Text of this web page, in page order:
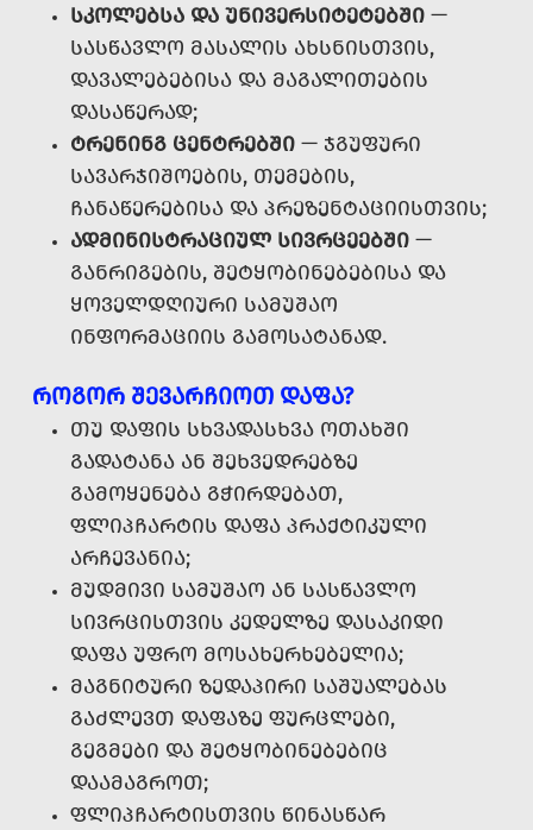
ᲡᲙᲝᲚᲔᲑᲡᲐ ᲓᲐ ᲣᲜᲘᲕᲔᲠᲡᲘᲢᲔᲢᲔᲑᲨᲘ —
ᲡᲐᲡᲬᲐᲕᲚᲝ ᲛᲐᲡᲐᲚᲘᲡ ᲐᲮᲡᲜᲘᲡᲗᲕᲘᲡ,
ᲓᲐᲕᲐᲚᲔᲑᲔᲑᲘᲡᲐ ᲓᲐ ᲛᲐᲒᲐᲚᲘᲗᲔᲑᲘᲡ
ᲓᲐᲡᲐᲬᲔᲠᲐᲓ;
ᲢᲠᲔᲜᲘᲜᲒ ᲪᲔᲜᲢᲠᲔᲑᲨᲘ — ᲯᲒᲣᲤᲣᲠᲘ
ᲡᲐᲕᲐᲠᲯᲘᲨᲝᲔᲑᲘᲡ, ᲗᲔᲛᲔᲑᲘᲡ,
ᲩᲐᲜᲐᲬᲔᲠᲔᲑᲘᲡᲐ ᲓᲐ ᲞᲠᲔᲖᲔᲜᲢᲐᲪᲘᲘᲡᲗᲕᲘᲡ;
ᲐᲓᲛᲘᲜᲘᲡᲢᲠᲐᲪᲘᲣᲚ ᲡᲘᲕᲠᲪᲔᲔᲑᲨᲘ —
ᲒᲐᲜᲠᲘᲒᲔᲑᲘᲡ, ᲨᲔᲢᲧᲝᲑᲘᲜᲔᲑᲔᲑᲘᲡᲐ ᲓᲐ
ᲧᲝᲕᲔᲚᲓᲦᲘᲣᲠᲘ ᲡᲐᲛᲣᲨᲐᲝ
ᲘᲜᲤᲝᲠᲛᲐᲪᲘᲘᲡ ᲒᲐᲛᲝᲡᲐᲢᲐᲜᲐᲓ.
ᲠᲝᲒᲝᲠ ᲨᲔᲕᲐᲠᲩᲘᲝᲗ ᲓᲐᲤᲐ?
ᲗᲣ ᲓᲐᲤᲘᲡ ᲡᲮᲕᲐᲓᲐᲡᲮᲕᲐ ᲝᲗᲐᲮᲨᲘ
ᲒᲐᲓᲐᲢᲐᲜᲐ ᲐᲜ ᲨᲔᲮᲕᲔᲓᲠᲔᲑᲖᲔ
ᲒᲐᲛᲝᲧᲔᲜᲔᲑᲐ ᲒᲭᲘᲠᲓᲔᲑᲐᲗ,
ᲤᲚᲘᲞᲩᲐᲠᲢᲘᲡ ᲓᲐᲤᲐ ᲞᲠᲐᲥᲢᲘᲙᲣᲚᲘ
ᲐᲠᲩᲔᲕᲐᲜᲘᲐ;
ᲛᲣᲓᲛᲘᲕᲘ ᲡᲐᲛᲣᲨᲐᲝ ᲐᲜ ᲡᲐᲡᲬᲐᲕᲚᲝ
ᲡᲘᲕᲠᲪᲘᲡᲗᲕᲘᲡ ᲙᲔᲓᲔᲚᲖᲔ ᲓᲐᲡᲐᲙᲘᲓᲘ
ᲓᲐᲤᲐ ᲣᲤᲠᲝ ᲛᲝᲡᲐᲮᲔᲠᲮᲔᲑᲔᲚᲘᲐ;
ᲛᲐᲒᲜᲘᲢᲣᲠᲘ ᲖᲔᲓᲐᲞᲘᲠᲘ ᲡᲐᲨᲣᲐᲚᲔᲑᲐᲡ
ᲒᲐᲫᲚᲔᲕᲗ ᲓᲐᲤᲐᲖᲔ ᲤᲣᲠᲪᲚᲔᲑᲘ,
ᲒᲔᲒᲛᲔᲑᲘ ᲓᲐ ᲨᲔᲢᲧᲝᲑᲘᲜᲔᲑᲔᲑᲘᲪ
ᲓᲐᲐᲛᲐᲒᲠᲝᲗ;
ᲤᲚᲘᲞᲩᲐᲠᲢᲘᲡᲗᲕᲘᲡ ᲬᲘᲜᲐᲡᲬᲐᲠ